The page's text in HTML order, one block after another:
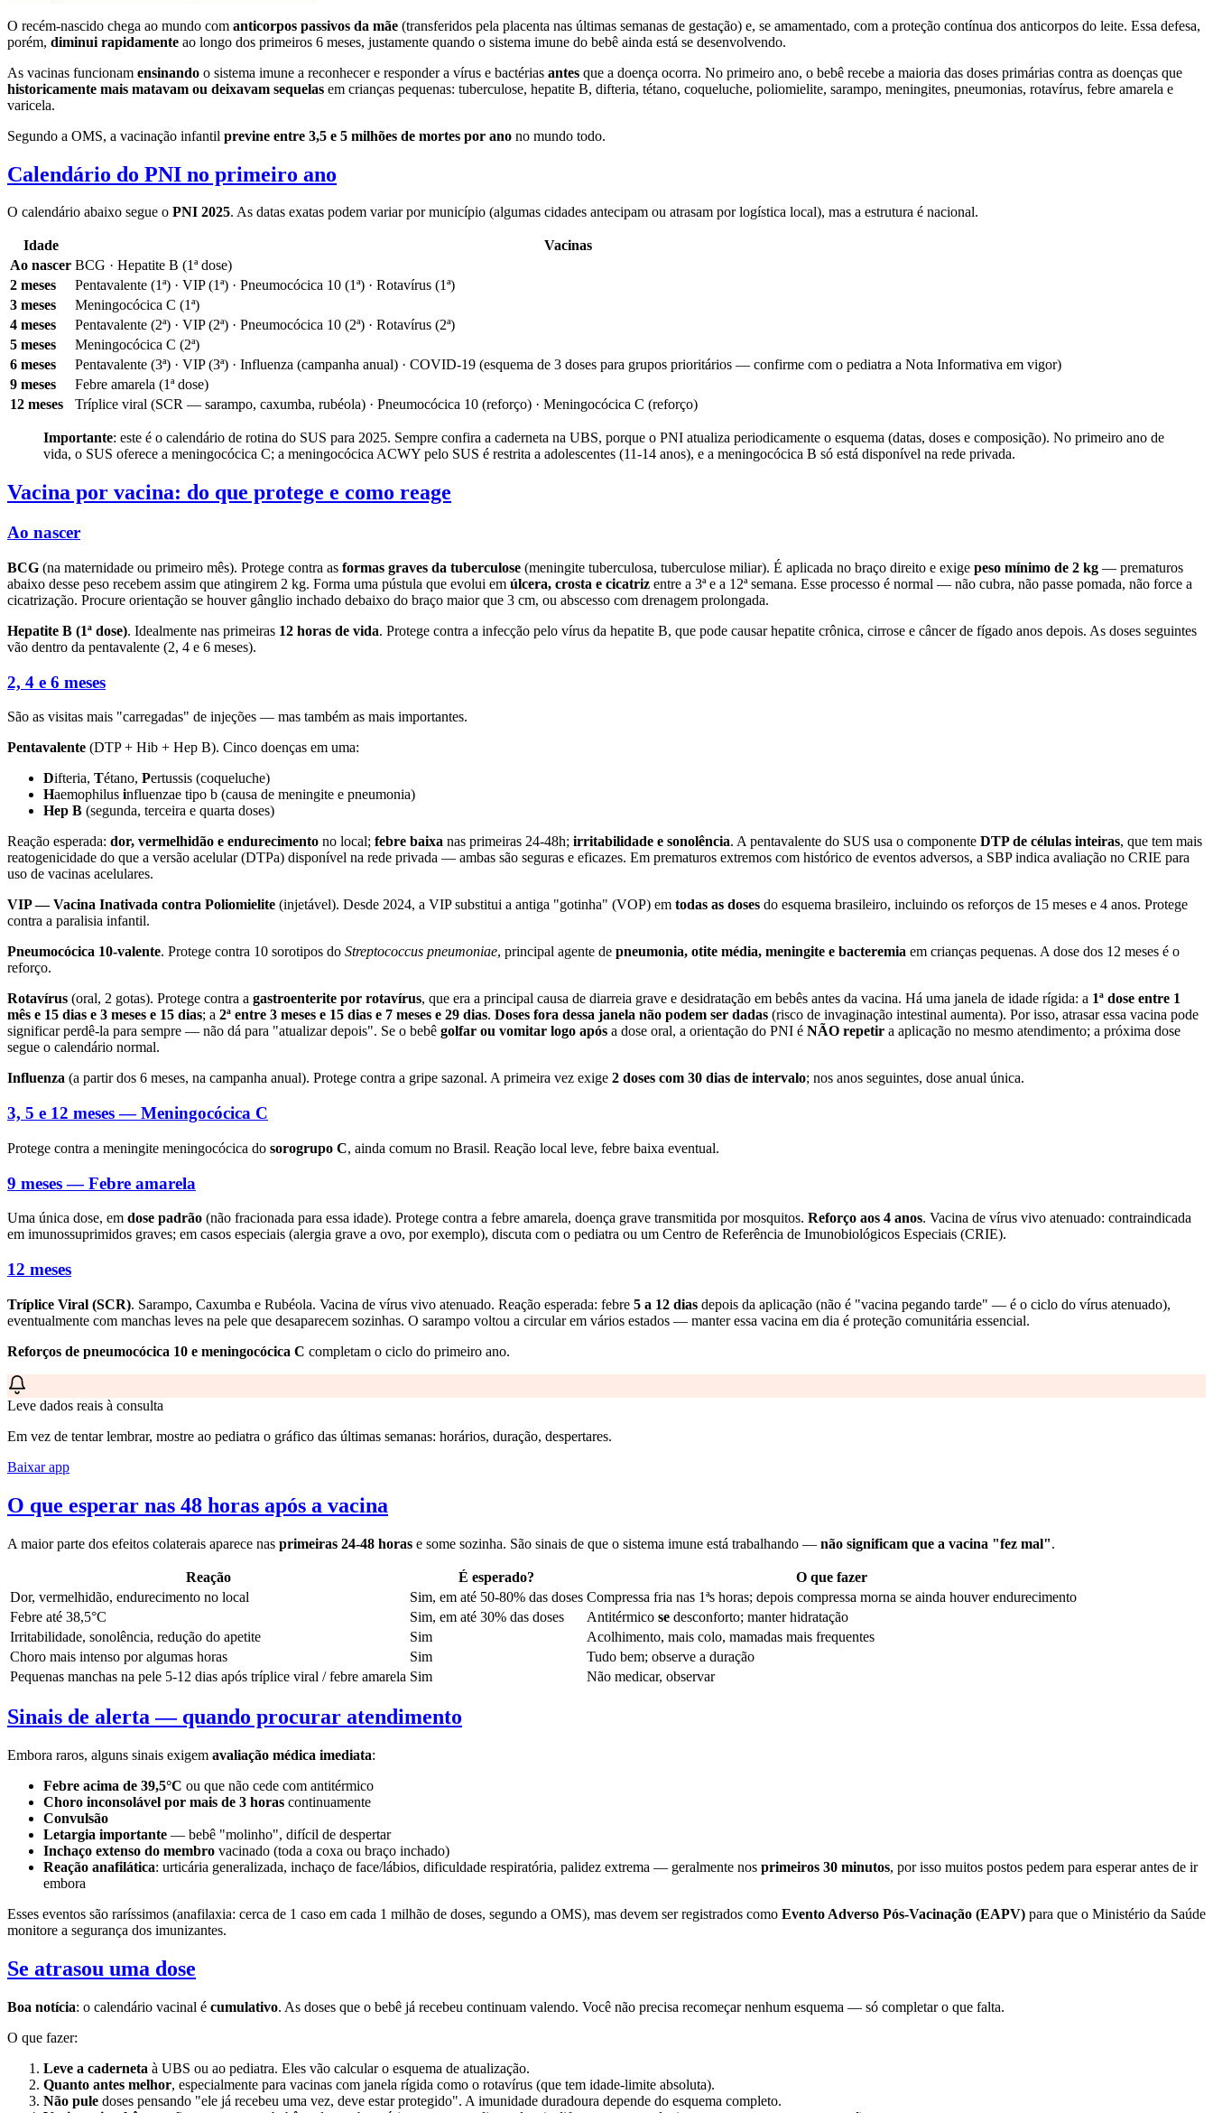
O recém-nascido chega ao mundo com anticorpos passivos da mãe (transferidos pela placenta nas últimas semanas de gestação) e, se amamentado, com a proteção contínua dos anticorpos do leite. Essa defesa,
porém, diminui rapidamente ao longo dos primeiros 6 meses, justamente quando o sistema imune do bebê ainda está se desenvolvendo.
As vacinas funcionam ensinando o sistema imune a reconhecer e responder a vírus e bactérias antes que a doença ocorra. No primeiro ano, o bebê recebe a maioria das doses primárias contra as doenças que
historicamente mais matavam ou deixavam sequelas em crianças pequenas: tuberculose, hepatite B, difteria, tétano, coqueluche, poliomielite, sarampo, meningites, pneumonias, rotavírus, febre amarela e
varicela.
Segundo a OMS, a vacinação infantil previne entre 3,5 e 5 milhões de mortes por ano no mundo todo.
Calendário do PNI no primeiro ano
O calendário abaixo segue o PNI 2025. As datas exatas podem variar por município (algumas cidades antecipam ou atrasam por logística local), mas a estrutura é nacional.
Idade
Vacinas
Ao nascer BCG · Hepatite B (1ª dose)
2 meses
Pentavalente (1ª) · VIP (1ª) · Pneumocócica 10 (1ª) · Rotavírus (1ª)
3 meses
Meningocócica C (1ª)
4 meses
Pentavalente (2ª) · VIP (2ª) · Pneumocócica 10 (2ª) · Rotavírus (2ª)
5 meses
Meningocócica C (2ª)
6 meses
Pentavalente (3ª) · VIP (3ª) · Influenza (campanha anual) · COVID-19 (esquema de 3 doses para grupos prioritários — confirme com o pediatra a Nota Informativa em vigor)
9 meses
Febre amarela (1ª dose)
12 meses
Tríplice viral (SCR — sarampo, caxumba, rubéola) · Pneumocócica 10 (reforço) · Meningocócica C (reforço)
Importante: este é o calendário de rotina do SUS para 2025. Sempre confira a caderneta na UBS, porque o PNI atualiza periodicamente o esquema (datas, doses e composição). No primeiro ano de
vida, o SUS oferece a meningocócica C; a meningocócica ACWY pelo SUS é restrita a adolescentes (11-14 anos), e a meningocócica B só está disponível na rede privada.
Vacina por vacina: do que protege e como reage
Ao nascer
BCG (na maternidade ou primeiro mês). Protege contra as formas graves da tuberculose (meningite tuberculosa, tuberculose miliar). É aplicada no braço direito e exige peso mínimo de 2 kg — prematuros
abaixo desse peso recebem assim que atingirem 2 kg. Forma uma pústula que evolui em úlcera, crosta e cicatriz entre a 3ª e a 12ª semana. Esse processo é normal — não cubra, não passe pomada, não force a
cicatrização. Procure orientação se houver gânglio inchado debaixo do braço maior que 3 cm, ou abscesso com drenagem prolongada.
Hepatite B (1ª dose). Idealmente nas primeiras 12 horas de vida. Protege contra a infecção pelo vírus da hepatite B, que pode causar hepatite crônica, cirrose e câncer de fígado anos depois. As doses seguintes
vão dentro da pentavalente (2, 4 e 6 meses).
2, 4 e 6 meses
São as visitas mais "carregadas" de injeções — mas também as mais importantes.
Pentavalente (DTP + Hib + Hep B). Cinco doenças em uma:
Difteria, Tétano, Pertussis (coqueluche)
Haemophilus influenzae tipo b (causa de meningite e pneumonia)
Hep B (segunda, terceira e quarta doses)
Reação esperada: dor, vermelhidão e endurecimento no local; febre baixa nas primeiras 24-48h; irritabilidade e sonolência. A pentavalente do SUS usa o componente DTP de células inteiras, que tem mais
reatogenicidade do que a versão acelular (DTPa) disponível na rede privada — ambas são seguras e eficazes. Em prematuros extremos com histórico de eventos adversos, a SBP indica avaliação no CRIE para
uso de vacinas acelulares.
VIP — Vacina Inativada contra Poliomielite (injetável). Desde 2024, a VIP substitui a antiga "gotinha" (VOP) em todas as doses do esquema brasileiro, incluindo os reforços de 15 meses e 4 anos. Protege
contra a paralisia infantil.
Pneumocócica 10-valente. Protege contra 10 sorotipos do Streptococcus pneumoniae, principal agente de pneumonia, otite média, meningite e bacteremia em crianças pequenas. A dose dos 12 meses é o
reforço.
Rotavírus (oral, 2 gotas). Protege contra a gastroenterite por rotavírus, que era a principal causa de diarreia grave e desidratação em bebês antes da vacina. Há uma janela de idade rígida: a 1ª dose entre 1
mês e 15 dias e 3 meses e 15 dias; a 2ª entre 3 meses e 15 dias e 7 meses e 29 dias. Doses fora dessa janela não podem ser dadas (risco de invaginação intestinal aumenta). Por isso, atrasar essa vacina pode
significar perdê-la para sempre — não dá para "atualizar depois". Se o bebê golfar ou vomitar logo após a dose oral, a orientação do PNI é NÃO repetir a aplicação no mesmo atendimento; a próxima dose
segue o calendário normal.
Influenza (a partir dos 6 meses, na campanha anual). Protege contra a gripe sazonal. A primeira vez exige 2 doses com 30 dias de intervalo; nos anos seguintes, dose anual única.
3, 5 e 12 meses — Meningocócica C
Protege contra a meningite meningocócica do sorogrupo C, ainda comum no Brasil. Reação local leve, febre baixa eventual.
9 meses — Febre amarela
Uma única dose, em dose padrão (não fracionada para essa idade). Protege contra a febre amarela, doença grave transmitida por mosquitos. Reforço aos 4 anos. Vacina de vírus vivo atenuado: contraindicada
em imunossuprimidos graves; em casos especiais (alergia grave a ovo, por exemplo), discuta com o pediatra ou um Centro de Referência de Imunobiológicos Especiais (CRIE).
12 meses
Tríplice Viral (SCR). Sarampo, Caxumba e Rubéola. Vacina de vírus vivo atenuado. Reação esperada: febre 5 a 12 dias depois da aplicação (não é "vacina pegando tarde" — é o ciclo do vírus atenuado),
eventualmente com manchas leves na pele que desaparecem sozinhas. O sarampo voltou a circular em vários estados — manter essa vacina em dia é proteção comunitária essencial.
Reforços de pneumocócica 10 e meningocócica C completam o ciclo do primeiro ano.
Leve dados reais à consulta
Em vez de tentar lembrar, mostre ao pediatra o gráfico das últimas semanas: horários, duração, despertares.
Baixar app
O que esperar nas 48 horas após a vacina
A maior parte dos efeitos colaterais aparece nas primeiras 24-48 horas e some sozinha. São sinais de que o sistema imune está trabalhando — não significam que a vacina "fez mal".
Reação É esperado?
O que fazer
Dor, vermelhidão, endurecimento no local
Sim, em até 50-80% das doses Compressa fria nas 1ªs horas; depois compressa morna se ainda houver endurecimento
Febre até 38,5°C
Sim, em até 30% das doses Antitérmico se desconforto; manter hidratação
Irritabilidade, sonolência, redução do apetite
Sim
Acolhimento, mais colo, mamadas mais frequentes
Choro mais intenso por algumas horas
Sim
Tudo bem; observe a duração
Pequenas manchas na pele 5-12 dias após tríplice viral / febre amarela Sim Não medicar, observar
Sinais de alerta — quando procurar atendimento
Embora raros, alguns sinais exigem avaliação médica imediata:
Febre acima de 39,5°C ou que não cede com antitérmico
Choro inconsolável por mais de 3 horas continuamente
Convulsão
Letargia importante — bebê "molinho", difícil de despertar
Inchaço extenso do membro vacinado (toda a coxa ou braço inchado)
Reação anafilática: urticária generalizada, inchaço de face/lábios, dificuldade respiratória, palidez extrema — geralmente nos primeiros 30 minutos, por isso muitos postos pedem para esperar antes de ir
embora
Esses eventos são raríssimos (anafilaxia: cerca de 1 caso em cada 1 milhão de doses, segundo a OMS), mas devem ser registrados como Evento Adverso Pós-Vacinação (EAPV) para que o Ministério da Saúde
monitore a segurança dos imunizantes.
Se atrasou uma dose
Boa notícia: o calendário vacinal é cumulativo. As doses que o bebê já recebeu continuam valendo. Você não precisa recomeçar nenhum esquema — só completar o que falta.
O que fazer:
Leve a caderneta à UBS ou ao pediatra. Eles vão calcular o esquema de atualização.
Quanto antes melhor, especialmente para vacinas com janela rígida como o rotavírus (que tem idade-limite absoluta).
Não pule doses pensando "ele já recebeu uma vez, deve estar protegido". A imunidade duradoura depende do esquema completo.